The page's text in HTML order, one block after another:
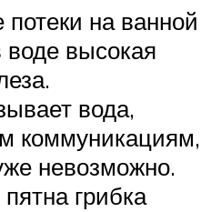
на ванной
воде высокая
вода,
коммуникациям,
невозможно.
грибка